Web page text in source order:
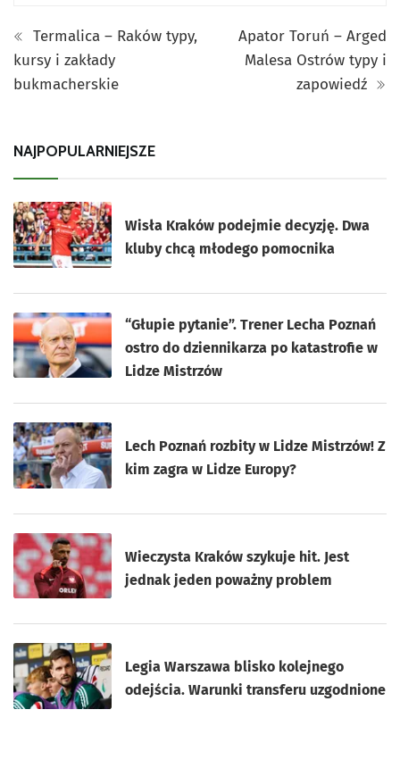
Termalica – Raków typy,
kursy i zakłady
bukmacherskie
Apator Toruń – Arged
Malesa Ostrów typy i
zapowiedź
NAJPOPULARNIEJSZE
Wisła Kraków podejmie decyzję. Dwa
kluby chcą młodego pomocnika
“Głupie pytanie”. Trener Lecha Poznań
ostro do dziennikarza po katastrofie w
Lidze Mistrzów
Lech Poznań rozbity w Lidze Mistrzów! Z
kim zagra w Lidze Europy?
Wieczysta Kraków szykuje hit. Jest
jednak jeden poważny problem
Legia Warszawa blisko kolejnego
odejścia. Warunki transferu uzgodnione